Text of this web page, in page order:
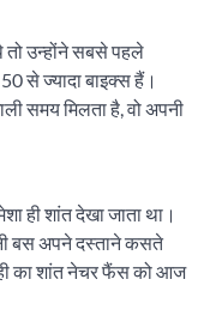
उन्होंने सबसे पहले
से ज्यादा बाइक्स हैं।
समय मिलता है, वो अपनी
ही शांत देखा जाता था।
बस अपने दस्ताने कसते
का शांत नेचर फैंस को आज